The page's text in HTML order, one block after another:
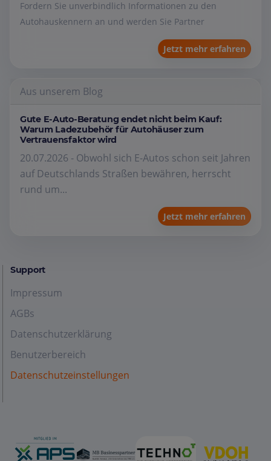
Fordern Sie unverbindlich Informationen zu den
Autohauskennern an und werden Sie Partner
Jetzt mehr erfahren
Aus unserem Blog
Gute E-Auto-Beratung endet nicht beim Kauf:
Warum Ladezubehör für Autohäuser zum
Vertrauensfaktor wird
20.07.2026 - Obwohl sich E-Autos schon seit Jahren
auf Deutschlands Straßen bewähren, herrscht
rund um...
Jetzt mehr erfahren
Support
Impressum
AGBs
Datenschutzerklärung
Benutzerbereich
Datenschutzeinstellungen